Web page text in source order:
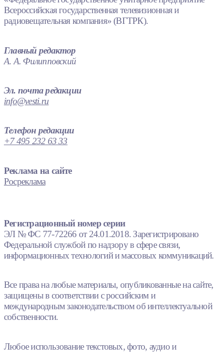
Всероссийская государственная телевизионная и
радиовещательная компания» (ВГТРК).
Главный редактор
А. А. Филипповский
Эл. почта редакции
info@vesti.ru
Телефон редакции
+7 495 232 63 33
Реклама на сайте
Росреклама
Регистрационный номер серии
ЭЛ № ФС 77-72266 от 24.01.2018. Зарегистрировано
Федеральной службой по надзору в сфере связи,
информационных технологий и массовых коммуникаций.
Все права на любые материалы, опубликованные на сайте,
защищены в соответствии с российским и
международным законодательством об интеллектуальной
собственности.
Любое использование текстовых, фото, аудио и